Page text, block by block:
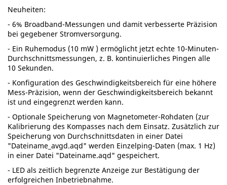
Neuheiten:
- 6% Broadband-Messungen und damit verbesserte Präzision
bei gegebener Stromversorgung.
- Ein Ruhemodus (10 mW ) ermöglicht jetzt echte 10-Minuten-
Durchschnittsmessungen, z. B. kontinuierliches Pingen alle
10 Sekunden.
- Konfiguration des Geschwindigkeitsbereich für eine höhere
Mess-Präzision, wenn der Geschwindigkeitsbereich bekannt
ist und eingegrenzt werden kann.
- Optionale Speicherung von Magnetometer-Rohdaten (zur
Kalibrierung des Kompasses nach dem Einsatz. Zusätzlich zur
Speicherung von Durchschnittsdaten in einer Datei
"Dateiname_avgd.aqd" werden Einzelping-Daten (max. 1 Hz)
in einer Datei "Dateiname.aqd" gespeichert.
- LED als zeitlich begrenzte Anzeige zur Bestätigung der
erfolgreichen Inbetriebnahme.